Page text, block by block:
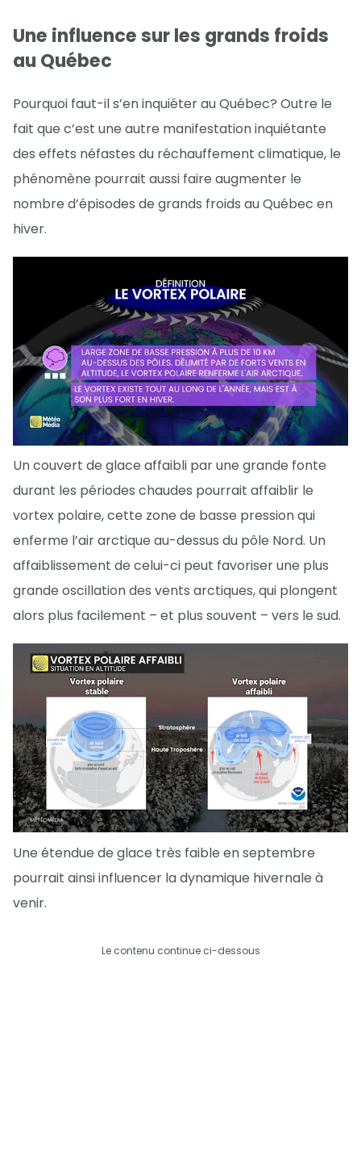
Une influence sur les grands froids
au Québec
Pourquoi faut-il s’en inquiéter au Québec? Outre le
fait que c’est une autre manifestation inquiétante
des effets néfastes du réchauffement climatique, le
phénomène pourrait aussi faire augmenter le
nombre d’épisodes de grands froids au Québec en
hiver.
Un couvert de glace affaibli par une grande fonte
durant les périodes chaudes pourrait affaiblir le
vortex polaire, cette zone de basse pression qui
enferme l’air arctique au-dessus du pôle Nord. Un
affaiblissement de celui-ci peut favoriser une plus
grande oscillation des vents arctiques, qui plongent
alors plus facilement – et plus souvent – vers le sud.
Une étendue de glace très faible en septembre
pourrait ainsi influencer la dynamique hivernale à
venir.
Le contenu continue ci-dessous